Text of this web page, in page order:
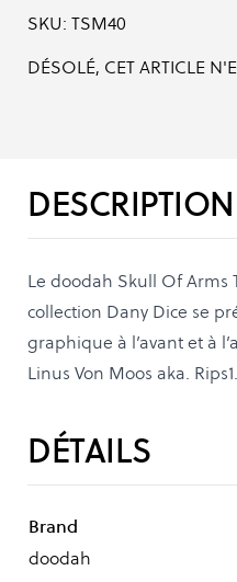
SKU: TSM40
DÉSOLÉ, CET ARTICLE
DESCRIPTION
Le doodah Skull Of Arms
collection Dany Dice se
graphique à l’avant et à
Linus Von Moos aka. Rips1.
DÉTAILS
Brand
doodah